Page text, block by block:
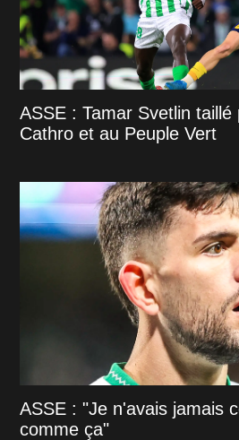
ASSE : Tamar Svetlin taillé
Cathro et au Peuple Vert
ASSE : "Je n'avais jamais
comme ça"